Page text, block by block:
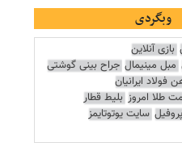
وبگردی
بازی آنلاین
مبل مینیمال جراح بینی گوشتی
فولاد ایرانیان
طلا امروز بلیط قطار
سایت یوتوتایمز